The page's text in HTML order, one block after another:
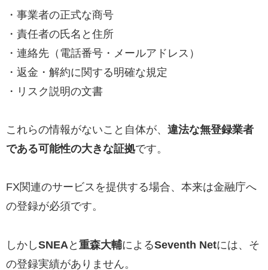
・事業者の正式な商号
・責任者の氏名と住所
・連絡先（電話番号・メールアドレス）
・返金・解約に関する明確な規定
・リスク説明の文書
これらの情報がないこと自体が、 違法な無登録業者
である可能性の大きな証拠です。
FX関連のサービスを提供する場合、本来は金融庁へ
の登録が必須です。
しかしSNEA と 重森大輔によるSeventh Netには、そ
の登録実績がありません。